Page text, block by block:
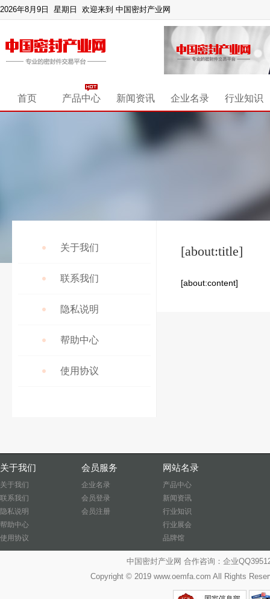
2026年8月9日 星期日 欢迎来到 中国密封产业网
首页 产品中心 新闻资讯 企业名录 行业知识
关于我们
联系我们
隐私说明
帮助中心
使用协议
[about:title]
[about:content]
关于我们
关于我们
联系我们
隐私说明
帮助中心
使用协议
会员服务
企业名录
会员登录
会员注册
网站名录
产品中心
新闻资讯
行业知识
行业展会
品牌馆
中国密封产业网 合作咨询：企业
Copyright © 2019 www.oemfa.com All Rights